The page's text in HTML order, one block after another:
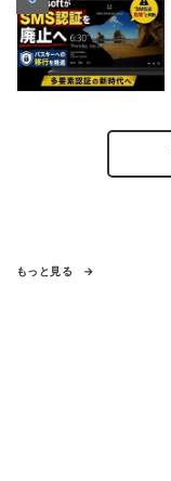
もっと見る